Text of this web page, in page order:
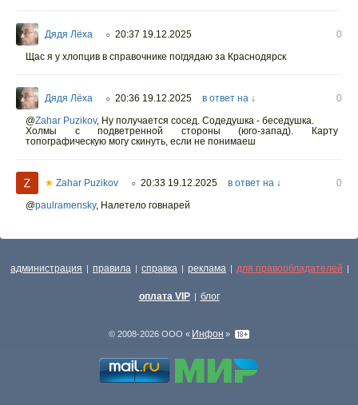
Дядя Лёха ○ 20:37 19.12.2025
0
Щас я у хлопцив в справочнике погдядаю за Краснодярск
Дядя Лёха ○ 20:36 19.12.2025 в ответ на ↓
0
@Zahar Puzikov, Ну получается сосед. Содедушка - беседушка.
Холмы с подветренной стороны (юго-запад). Карту
топографическую могу скинуть, если не понимаеш
★ Zahar Puzikov ○ 20:33 19.12.2025 в ответ на ↓
0
@paulramensky, Налетело говнарей
администрация | правила | справка | реклама | для правообладателей |
оплата VIP | блог
© 2008-2026 ООО « Инфон »